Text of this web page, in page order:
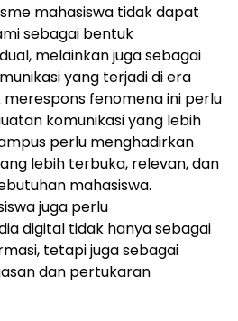
mahasiswa tidak dapat
sebagai bentuk
melainkan juga sebagai
yang terjadi di era
fenomena ini perlu
komunikasi yang lebih
perlu menghadirkan
lebih terbuka, relevan, dan
mahasiswa.
juga perlu
digital tidak hanya sebagai
tetapi juga sebagai
dan pertukaran